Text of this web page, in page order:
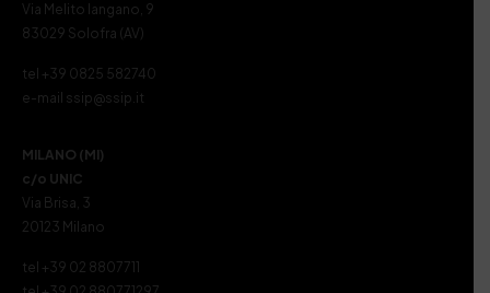
Via Melito Iangano, 9
83029 Solofra (AV)
tel +39 0825 582740
e-mail ssip@ssip.it
MILANO (MI)
c/o UNIC
Via Brisa, 3
20123 Milano
tel +39 02 8807711